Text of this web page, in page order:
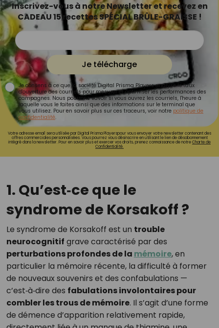
Inscrivez-vous à notre Newsletter et recevez en
CADEAU 15 recettes SPÉCIAL BRÛLE-GRAISSE !
Je télécharge
Je consens à ce que la société Digital Prisma Players analyse le taux
d'ouverture des courriels pour mesurer et optimiser les performances des
campagnes. Nous pourrons savoir si vous ouvrez les courriels, l'heure à
laquelle vous le faites ainsi que des informations sur le terminal que
vous utilisez. Pour en savoir plus sur ces traceurs, voir notre politique de
confidentialité.
Votre adresse email sera utilisée par Digital Prisma Playerspour vous envoyer votre newsletter contenant des
offres commerciales personnalisées. Vous pourrez vous désinscrire en utilisant le lien de désabonnement
intégré dans la newsletter. Pour en savoir plus et exercer vos droits, prenez connaissance de notreCharte de
Confidentialité.
1. Qu’est‑ce que le
syndrome de Korsakoff ?
Le syndrome de Korsakoff est un trouble
neurocognitif grave caractérisé par des
perturbations profondes de la mémoire, en
particulier la mémoire récente, la difficulté à former
de nouveaux souvenirs et des confabulations —
c’est‑à‑dire des fabulations involontaires pour
combler les trous de mémoire. Il s’agit d’une forme
de démence d’apparition relativement rapide,